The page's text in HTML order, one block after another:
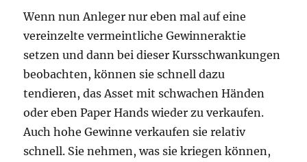
Wenn nun Anleger nur eben mal auf eine
vereinzelte vermeintliche Gewinneraktie
setzen und dann bei dieser Kursschwankungen
beobachten, können sie schnell dazu
tendieren, das Asset mit schwachen Händen
oder eben Paper Hands wieder zu verkaufen.
Auch hohe Gewinne verkaufen sie relativ
schnell. Sie nehmen, was sie kriegen können,